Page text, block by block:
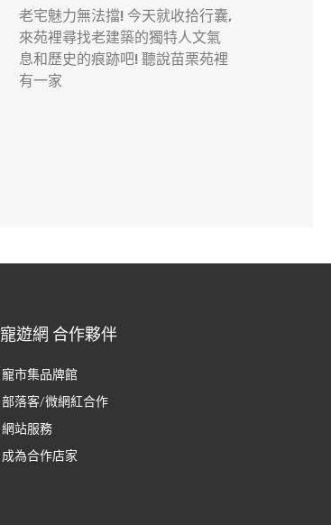
老宅魅力無法擋! 今天就收拾行囊,
來苑裡尋找老建築的獨特人文氣
息和歷史的痕跡吧! 聽說苗栗苑裡
有一家
寵遊網 合作夥伴
寵市集品牌館
部落客/微網紅合作
網站服務
成為合作店家